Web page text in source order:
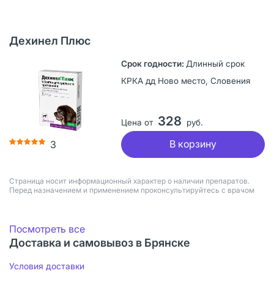
Дехинел Плюс
3
Длинный срок
КРКА дд Ново место, Словения
Цена от 328 руб.
В корзину
Страница носит информационный характер о наличии препаратов.
Перед назначением и применением проконсультируйтесь с врачом
Посмотреть все
Доставка и самовывоз в Брянске
Условия доставки